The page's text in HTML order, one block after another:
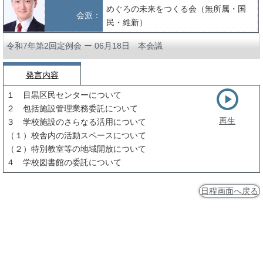
会派：
めぐろの未来をつくる会（無所属・国
民・維新）
令和7年第2回定例会 ー 06月18日 本会議
発言内容
１ 目黒区民センターについて
２ 包括施設管理業務委託について
３ 学校施設のさらなる活用について
（１）校舎内の活動スペースについて
（２）特別教室等の地域開放について
４ 学校図書館の委託について
再生
日程画面へ戻る